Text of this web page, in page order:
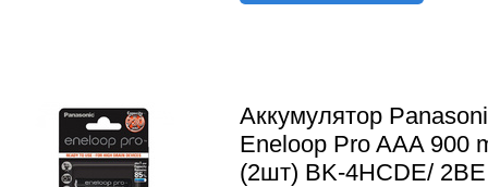
Аккумулятор
Eneloop Pro AAA 900
(2шт) BK-4HCDE/ 2BE